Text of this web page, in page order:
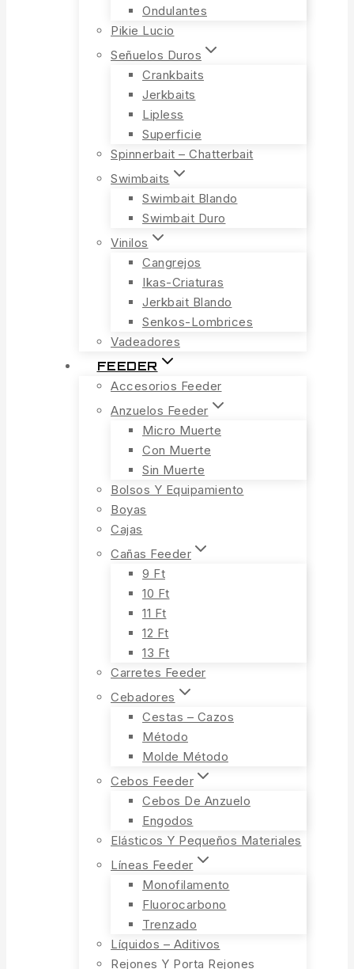
Ondulantes
Pikie Lucio
Señuelos Duros
Crankbaits
Jerkbaits
Lipless
Superficie
Spinnerbait – Chatterbait
Swimbaits
Swimbait Blando
Swimbait Duro
Vinilos
Cangrejos
Ikas-Criaturas
Jerkbait Blando
Senkos-Lombrices
Vadeadores
FEEDER
Accesorios Feeder
Anzuelos Feeder
Micro Muerte
Con Muerte
Sin Muerte
Bolsos Y Equipamiento
Boyas
Cajas
Cañas Feeder
9 Ft
10 Ft
11 Ft
12 Ft
13 Ft
Carretes Feeder
Cebadores
Cestas – Cazos
Método
Molde Método
Cebos Feeder
Cebos De Anzuelo
Engodos
Elásticos Y Pequeños Materiales
Líneas Feeder
Monofilamento
Fluorocarbono
Trenzado
Líquidos – Aditivos
Rejones Y Porta Rejones